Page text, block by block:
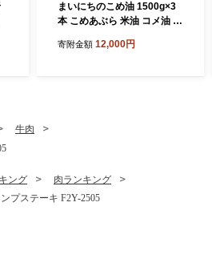
まいにちのこめ油 1500g×3
本 こめあぶら 米油 コメ油 揚
用油 食用オイル 調理油 油 食
寄附金額 12,000円
牛肉
ング
肉ランキング
プステーキ F2Y-2505